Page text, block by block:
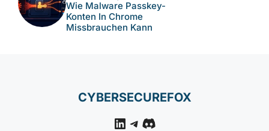
Wie Malware Passkey-
Konten In Chrome
Missbrauchen Kann
CYBERSECUREFOX
LinkedIn
Telegram
Discord